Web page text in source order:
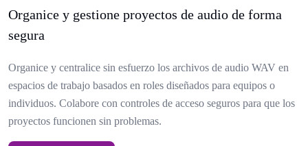
Organice y gestione proyectos de audio de forma
segura
Organice y centralice sin esfuerzo los archivos de audio WAV en
espacios de trabajo basados en roles diseñados para equipos o
individuos. Colabore con controles de acceso seguros para que los
proyectos funcionen sin problemas.